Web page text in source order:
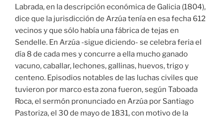
Labrada, en la descripción económica de Galicia (1804),
dice que la jurisdicción de Arzúa tenía en esa fecha 612
vecinos y que sólo había una fábrica de tejas en
Sendelle. En Arzúa -sigue diciendo- se celebra feria el
día 8 de cada mes y concurre a ella mucho ganado
vacuno, caballar, lechones, gallinas, huevos, trigo y
centeno. Episodios notables de las luchas civiles que
tuvieron por marco esta zona fueron, según Taboada
Roca, el sermón pronunciado en Arzúa por Santiago
Pastoriza, el 30 de mayo de 1831, con motivo de la